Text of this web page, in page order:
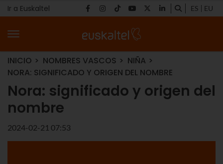
Ir a Euskaltel ES EU
INICIO NOMBRES VASCOS
NIÑA
NORA: SIGNIFICADO Y ORIGEN DEL NOMBRE
Nora: significado y origen del
nombre
2024-02-21 07:53